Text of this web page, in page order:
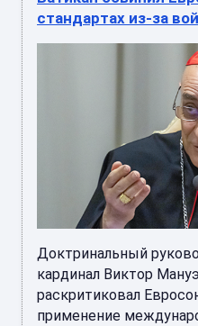
стандартах из-за
Доктринальный
кардинал Виктор
раскритиковал
применение